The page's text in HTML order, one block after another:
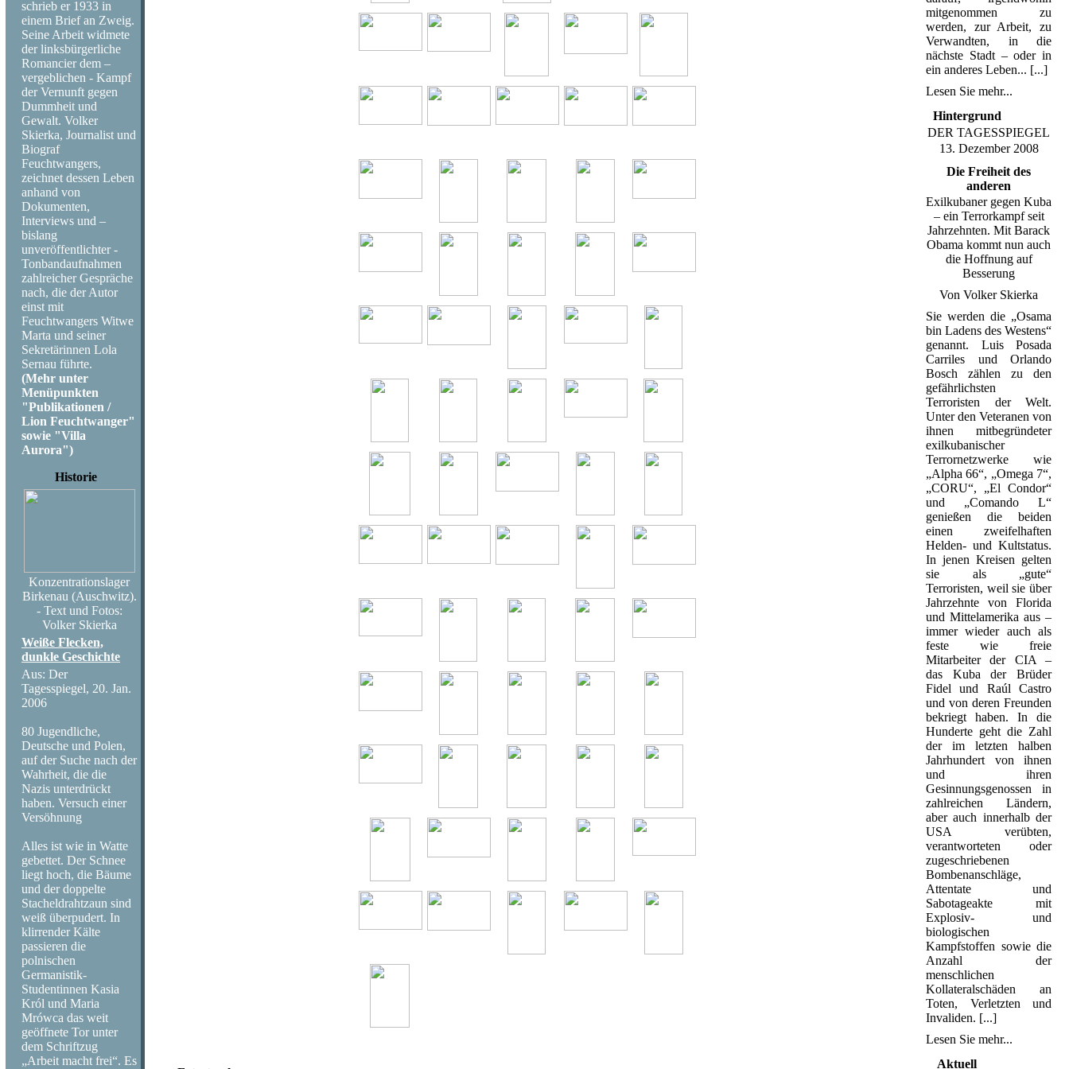
schrieb er 1933 in
einem Brief an Zweig.
Seine Arbeit widmete
der linksbürgerliche
Romancier dem –
vergeblichen - Kampf
der Vernunft gegen
Dummheit und
Gewalt. Volker
Skierka, Journalist und
Biograf
Feuchtwangers,
zeichnet dessen Leben
anhand von
Dokumenten,
Interviews und –
bislang
unveröffentlichter -
Tonbandaufnahmen
zahlreicher Gespräche
nach, die der Autor
einst mit
Feuchtwangers Witwe
Marta und seiner
Sekretärinnen Lola
Sernau führte.
(Mehr unter
Menüpunkten
"Publikationen /
Lion Feuchtwanger"
sowie "Villa
Aurora")
Historie
Konzentrationslager
Birkenau (Auschwitz).
- Text und Fotos:
Volker Skierka
Weiße Flecken,
dunkle Geschichte
Aus: Der
Tagesspiegel, 20. Jan.
2006
80 Jugendliche,
Deutsche und Polen,
auf der Suche nach der
Wahrheit, die die
Nazis unterdrückt
haben. Versuch einer
Versöhnung
Alles ist wie in Watte
gebettet. Der Schnee
liegt hoch, die Bäume
und der doppelte
Stacheldrahtzaun sind
weiß überpudert. In
klirrender Kälte
passieren die
polnischen
Germanistik-
Studentinnen Kasia
Król und Maria
Mrówca das weit
geöffnete Tor unter
dem Schriftzug
„Arbeit macht frei“. Es
mitgenommen zu
werden, zur Arbeit, zu
Verwandten, in die
nächste Stadt – oder in
ein anderes Leben... [...]
Lesen Sie mehr...
Hintergrund
DER TAGESSPIEGEL
13. Dezember 2008
Die Freiheit des
anderen
Exilkubaner gegen Kuba
– ein Terrorkampf seit
Jahrzehnten. Mit Barack
Obama kommt nun auch
die Hoffnung auf
Besserung
Von Volker Skierka
Sie werden die „Osama
bin Ladens des Westens“
genannt. Luis Posada
Carriles und Orlando
Bosch zählen zu den
gefährlichsten
Terroristen der Welt.
Unter den Veteranen von
ihnen mitbegründeter
exilkubanischer
Terrornetzwerke wie
„Alpha 66“, „Omega 7“,
„CORU“, „El Condor“
und „Comando L“
genießen die beiden
einen zweifelhaften
Helden- und Kultstatus.
In jenen Kreisen gelten
sie als „gute“
Terroristen, weil sie über
Jahrzehnte von Florida
und Mittelamerika aus –
immer wieder auch als
feste wie freie
Mitarbeiter der CIA –
das Kuba der Brüder
Fidel und Raúl Castro
und von deren Freunden
bekriegt haben. In die
Hunderte geht die Zahl
der im letzten halben
Jahrhundert von ihnen
und ihren
Gesinnungsgenossen in
zahlreichen Ländern,
aber auch innerhalb der
USA verübten,
verantworteten oder
zugeschriebenen
Bombenanschläge,
Attentate und
Sabotageakte mit
Explosiv- und
biologischen
Kampfstoffen sowie die
Anzahl der
menschlichen
Kollateralschäden an
Toten, Verletzten und
Invaliden. [...]
Lesen Sie mehr...
Aktuell